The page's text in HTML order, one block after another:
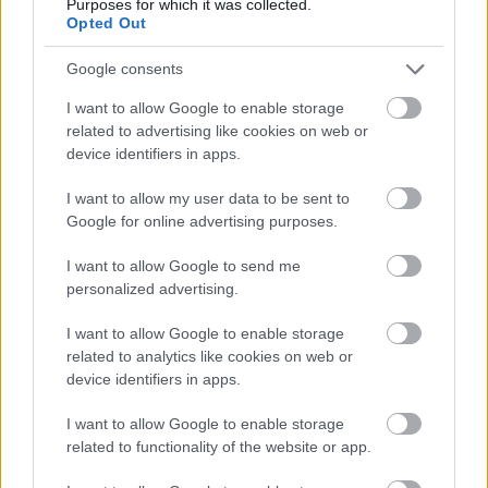
Purposes for which it was collected.
Opted Out
Google consents
I want to allow Google to enable storage
related to advertising like cookies on web or
device identifiers in apps.
I want to allow my user data to be sent to
Google for online advertising purposes.
I want to allow Google to send me
personalized advertising.
I want to allow Google to enable storage
related to analytics like cookies on web or
device identifiers in apps.
I want to allow Google to enable storage
related to functionality of the website or app.
Hírlevél feliratkozás
meg e-mail címét:
Megismertem és elfogadom aGDPR-szabályzat
legfrissebb információkkal és exkluzív tartalmakkal hétről hétre
postaládájába érkezik!
A SZOL24 legfrissebb 24 cikke